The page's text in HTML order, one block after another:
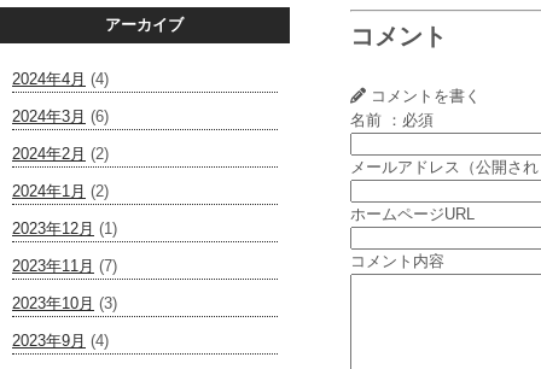
アーカイブ
2024年4月 (4)
2024年3月 (6)
2024年2月 (2)
2024年1月 (2)
2023年12月 (1)
2023年11月 (7)
2023年10月 (3)
2023年9月 (4)
コメント
コメントを書く
名前 ：必須
メールアドレス（公開さ
ホームページURL
コメント内容